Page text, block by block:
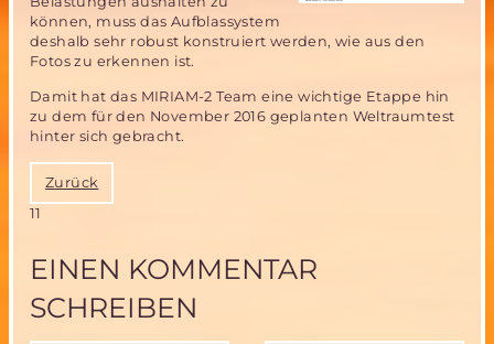
können, muss das Aufblassystem
deshalb sehr robust konstruiert werden, wie aus den
Fotos zu erkennen ist.
Damit hat das MIRIAM-2 Team eine wichtige Etappe hin
zu dem für den November 2016 geplanten Weltraumtest
hinter sich gebracht.
Zurück
11
EINEN KOMMENTAR
SCHREIBEN